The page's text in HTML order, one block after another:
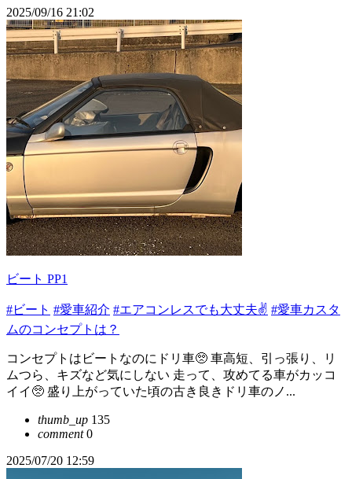
2025/09/16 21:02
ビート PP1
#ビート #愛車紹介 #エアコンレスでも大丈夫✌️ #愛車カスタ
ムのコンセプトは？
コンセプトはビートなのにドリ車🥺 車高短、引っ張り、リ
ムつら、キズなど気にしない 走って、攻めてる車がカッコ
イイ🥺 盛り上がっていた頃の古き良きドリ車のノ...
thumb_up 135
comment0
2025/07/20 12:59